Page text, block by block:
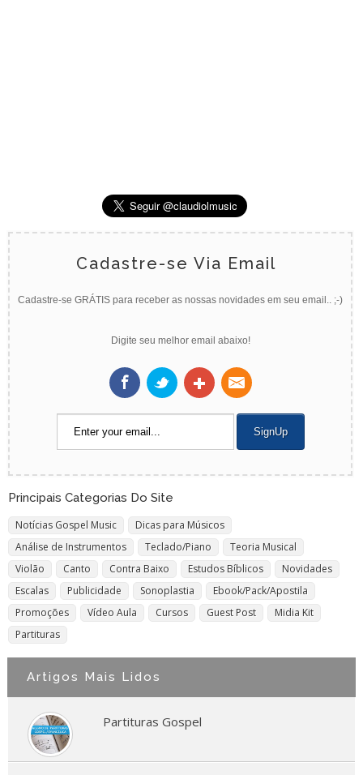
Cadastre-se Via Email
Cadastre-se GRÁTIS para receber as nossas novidades em seu email.. ;-)
Digite seu melhor email abaixo!
Principais Categorias Do Site
Notícias Gospel Music
Dicas para Músicos
Análise de Instrumentos
Teclado/Piano
Teoria Musical
Violão
Canto Contra Baixo Estudos Bíblicos
Novidades
Escalas
Publicidade Sonoplastia
Ebook/Pack/Apostila
Promoções
Vídeo Aula Cursos Guest Post
Midia Kit
Partituras
Artigos Mais Lidos
Partituras Gospel